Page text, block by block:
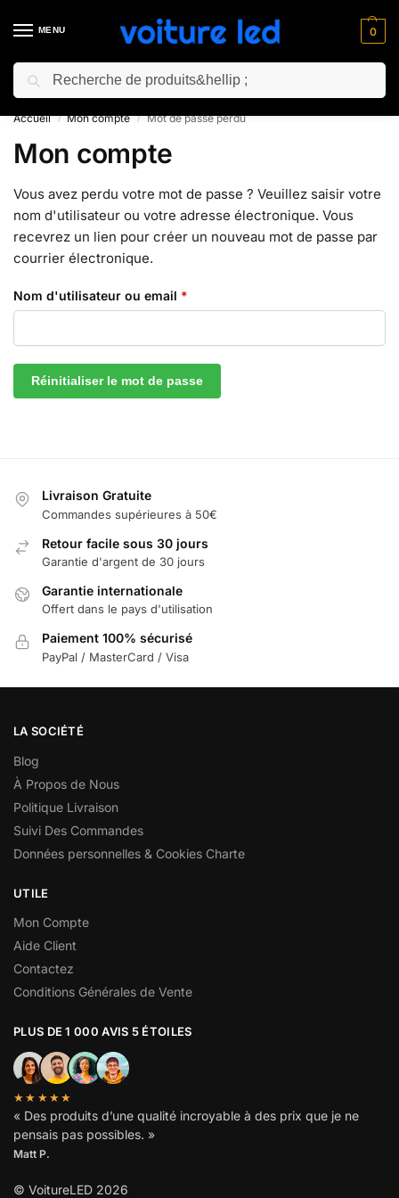
MENU 0
⚡ 10% de réduction pour les nouveaux clients avec le code “NC10”
Accueil / Mon compte / Mot de passe perdu
Mon compte
Vous avez perdu votre mot de passe ? Veuillez saisir votre
nom d'utilisateur ou votre adresse électronique. Vous
recevrez un lien pour créer un nouveau mot de passe par
courrier électronique.
Nom d'utilisateur ou email *
Réinitialiser le mot de passe
Livraison Gratuite
Commandes supérieures à 50€
Retour facile sous 30 jours
Garantie d'argent de 30 jours
Garantie internationale
Offert dans le pays d'utilisation
Paiement 100% sécurisé
PayPal / MasterCard / Visa
LA SOCIÉTÉ
Blog
À Propos de Nous
Politique Livraison
Suivi Des Commandes
Données personnelles & Cookies Charte
UTILE
Mon Compte
Aide Client
Contactez
Conditions Générales de Vente
PLUS DE 1 000 AVIS 5 ÉTOILES
★★★★★
« Des produits d’une qualité incroyable à des prix que je ne
pensais pas possibles. »
Matt P.
© VoitureLED 2026